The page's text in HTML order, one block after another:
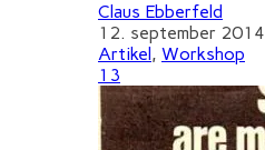
Claus Ebberfeld
12. september 2014
Artikel , Workshop
13